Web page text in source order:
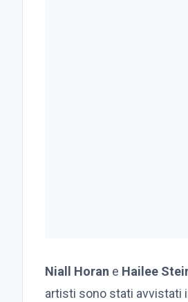
Niall Horan e Hailee
artisti sono stati avvistati